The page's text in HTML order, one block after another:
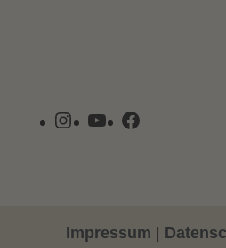
Instagram
YouTubeFacebook
Impressum